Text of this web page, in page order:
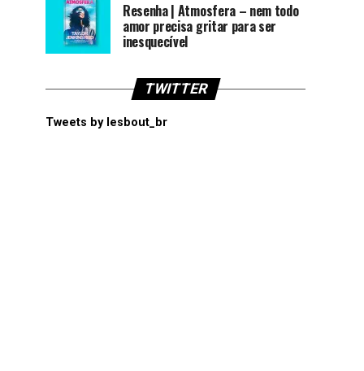
Resenha | Atmosfera – nem todo
amor precisa gritar para ser
inesquecível
TWITTER
Tweets by lesbout_br